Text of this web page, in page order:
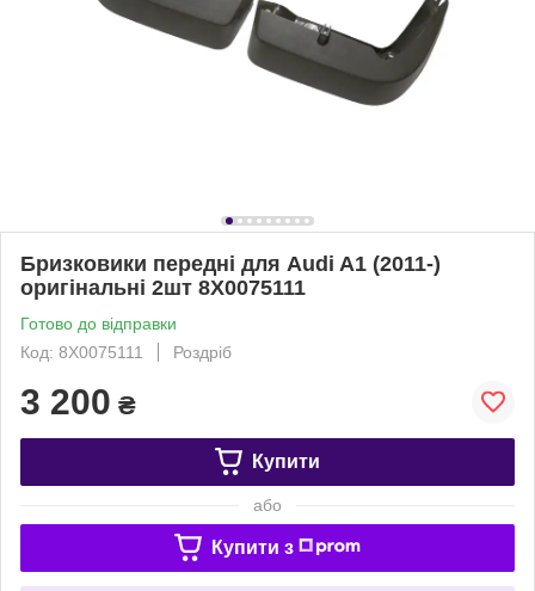
Бризковики передні для Audi A1 (2011-)
оригінальні 2шт 8X0075111
Готово до відправки
Код: 8X0075111
Роздріб
3 200 ₴
Купити
або
Купити з